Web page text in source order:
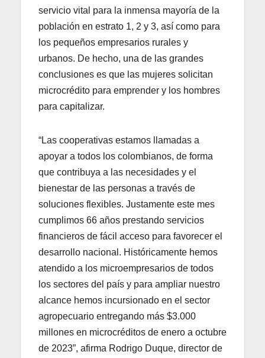
servicio vital para la inmensa mayoría de la
población en estrato 1, 2 y 3, así como para
los pequeños empresarios rurales y
urbanos. De hecho, una de las grandes
conclusiones es que las mujeres solicitan
microcrédito para emprender y los hombres
para capitalizar.
“Las cooperativas estamos llamadas a
apoyar a todos los colombianos, de forma
que contribuya a las necesidades y el
bienestar de las personas a través de
soluciones flexibles. Justamente este mes
cumplimos 66 años prestando servicios
financieros de fácil acceso para favorecer el
desarrollo nacional. Históricamente hemos
atendido a los microempresarios de todos
los sectores del país y para ampliar nuestro
alcance hemos incursionado en el sector
agropecuario entregando más $3.000
millones en microcréditos de enero a octubre
de 2023”, afirma Rodrigo Duque, director de